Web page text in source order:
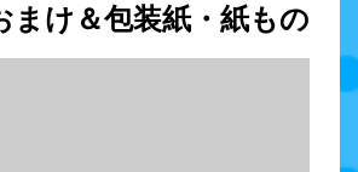
まけ＆包装紙・紙もの